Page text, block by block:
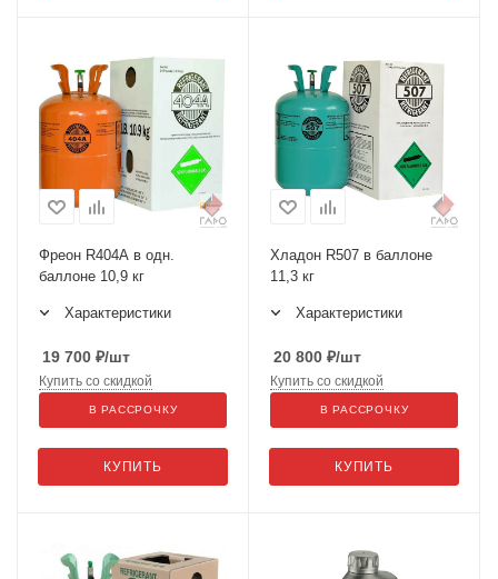
Фреон R404А в одн.
баллоне 10,9 кг
Характеристики
19 700 ₽/шт
КУПИТЬ
Купить со скидкой
В РАССРОЧКУ
Хладон R507 в баллоне
11,3 кг
Характеристики
20 800 ₽/шт
КУПИТЬ
Купить со скидкой
В РАССРОЧКУ